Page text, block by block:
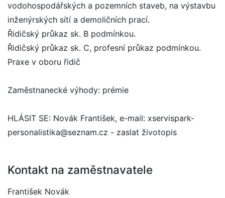
vodohospodářských a pozemních staveb, na výstavbu
inženýrských sítí a demoličních prací.
Řidičský průkaz sk. B podmínkou.
Řidičský průkaz sk. C, profesní průkaz podmínkou.
Praxe v oboru řidič
Zaměstnanecké výhody: prémie
HLÁSIT SE: Novák František, e-mail: xservispark-
personalistika@seznam.cz - zaslat životopis
Kontakt na zaměstnavatele
František Novák